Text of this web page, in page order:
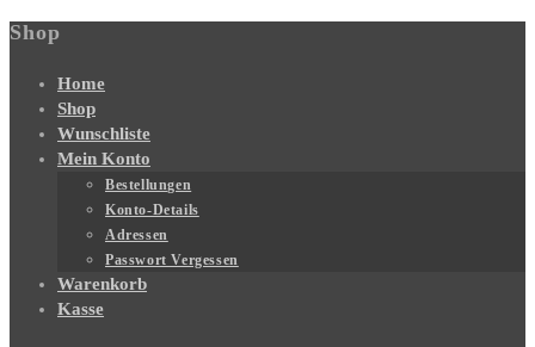
Shop
Home
Shop
Wunschliste
Mein Konto
Bestellungen
Konto-Details
Adressen
Passwort Vergessen
Warenkorb
Kasse